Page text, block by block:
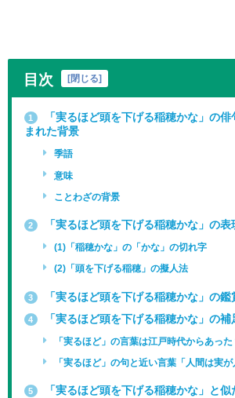
目次 [閉じる]
1
「実るほど頭を下げる稲穂かな」の
まれた背景
季語
意味
ことわざの背景
2 「実るほど頭を下げる稲穂かな」の表
(1)「稲穂かな」の「かな」の切れ字
(2)「頭を下げる稲穂」の擬人法
3 「実るほど頭を下げる稲穂かな」の鑑
4 「実るほど頭を下げる稲穂かな」の補
「実るほど」の言葉は江戸時代からあった
「実るほど」の句と近い言葉「人間は実が
5
「実るほど頭を下げる稲穂かな」と似